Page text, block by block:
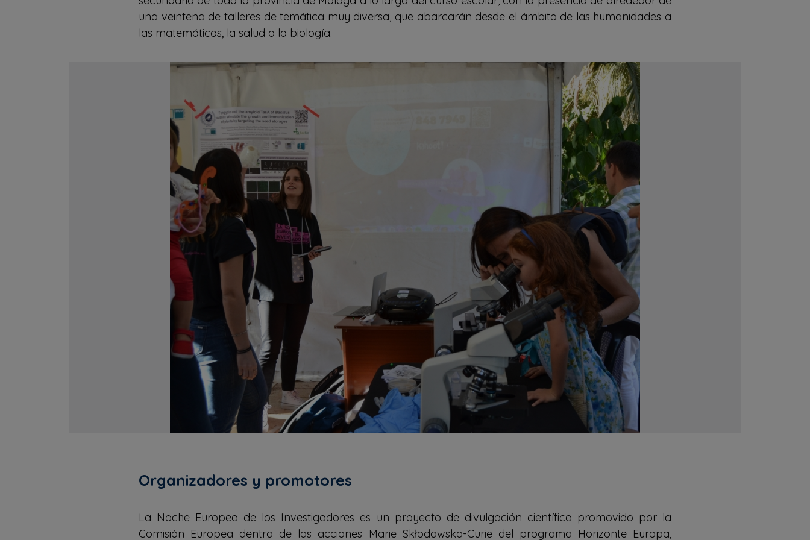
una veintena de talleres de temática muy diversa, que abarcarán desde el ámbito de las humanidades a
las matemáticas, la salud o la biología.
Organizadores y promotores
La Noche Europea de los Investigadores es un proyecto de divulgación científica promovido por la
Comisión Europea dentro de las acciones Marie Skłodowska-Curie del programa Horizonte Europa,